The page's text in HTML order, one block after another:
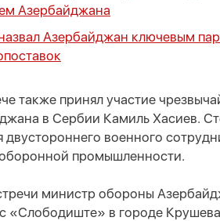
Азербайджана
Азербайджан ключевым
также принял участие
в Сербии Камиль Хасиев.
двустороннего военного
промышленности.
министр обороны
«Слободиште» в городе